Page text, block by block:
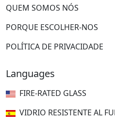
QUEM SOMOS NÓS
PORQUE ESCOLHER-NOS
POLÍTICA DE PRIVACIDADE
Languages
FIRE-RATED GLASS
VIDRIO RESISTENTE AL